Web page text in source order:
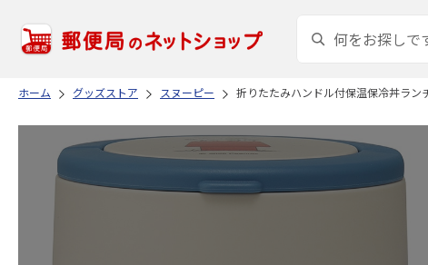
ホーム グッズストア スヌーピー 折りたたみハンドル付保温保冷丼ラン